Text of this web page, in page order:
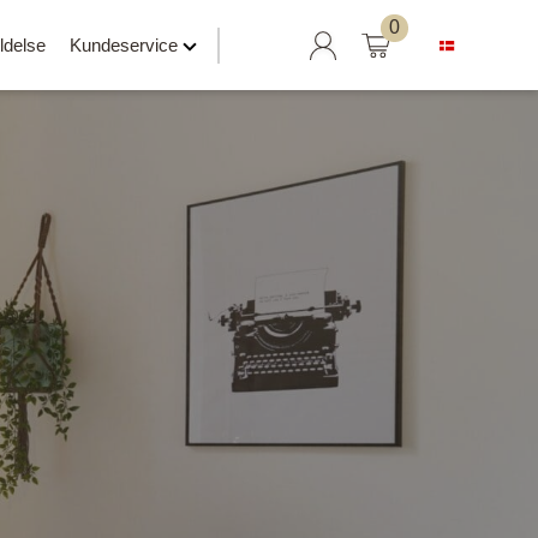
Hylder klar til salg
Hylder uden beslag
Kundeservice
0